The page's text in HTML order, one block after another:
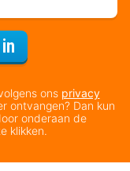
ons privacy
ontvangen? Dan kun
onderaan de
klikken.